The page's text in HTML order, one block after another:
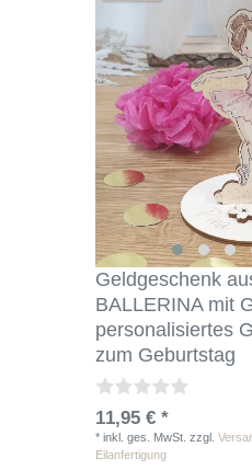
Geldgeschenk
BALLERINA mit
personalisiertes
zum Geburtstag
11,95 € *
* inkl. ges. MwSt. zzgl.
Eilanfertigung